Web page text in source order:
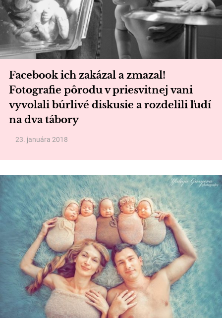
Facebook ich zakázal a zmazal!
Fotografie pôrodu v priesvitnej vani
vyvolali búrlivé diskusie a rozdelili ľudí
na dva tábory
23. januára 2018